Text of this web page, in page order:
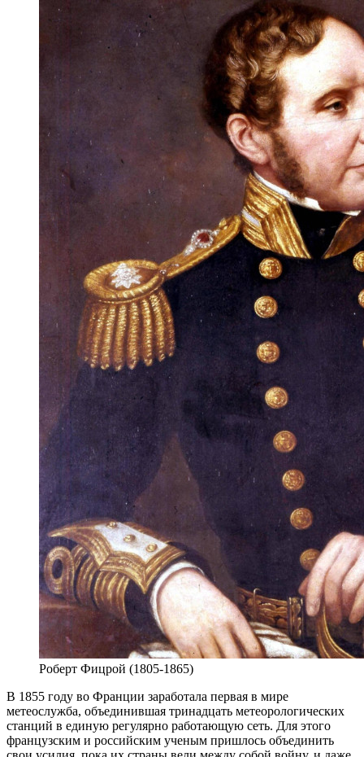
Роберт Фицрой (1805-1865)
В 1855 году во Франции заработала первая в мире
метеослужба, объединившая тринадцать метеорологических
станций в единую регулярно работающую сеть. Для этого
французским и российским ученым пришлось объединить